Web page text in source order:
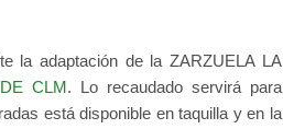
la adaptación de la ZARZUELA LA
CLM. Lo recaudado servirá para
está disponible en taquilla y en la